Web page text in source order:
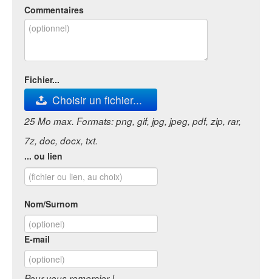
Commentaires
Fichier...
Choisir un fichier...
25 Mo max. Formats: png, gif, jpg, jpeg, pdf, zip, rar,
7z, doc, docx, txt.
... ou lien
Nom/Surnom
E-mail